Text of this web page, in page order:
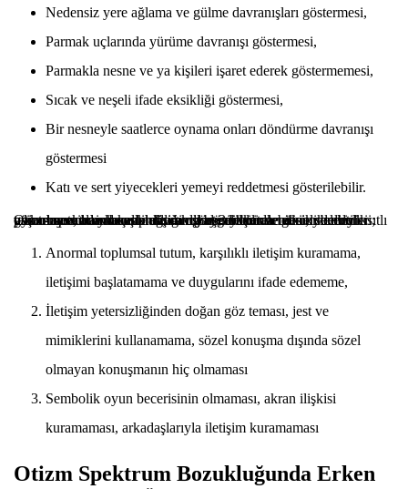
Nedensiz yere ağlama ve gülme davranışları göstermesi,
Parmak uçlarında yürüme davranışı göstermesi,
Parmakla nesne ve ya kişileri işaret ederek göstermemesi,
Sıcak ve neşeli ifade eksikliği göstermesi,
Bir nesneyle saatlerce oynama onları döndürme davranışı
göstermesi
Katı ve sert yiyecekleri yemeyi reddetmesi gösterilebilir.
Otizm spektrum bozukluğunun yaygın olarak bilinen belirtileri; göz temasından kaçınmak, davranış, dikkat ve etkinliklerde kısıtlı tekrarlayıcı basmakalıp davranışlar, 3 yaşından önce sembolik oyun becerilerinde ve iletişim dil becerilerinde gecikmelerin yaşanması, adıyla seslenildiğinde dönüt vermemesi, yineleyici psiko-motor davranışlar olarak gösterilebilir.
Anormal toplumsal tutum, karşılıklı iletişim kuramama,
iletişimi başlatamama ve duygularını ifade edememe,
İletişim yetersizliğinden doğan göz teması, jest ve
mimiklerini kullanamama, sözel konuşma dışında sözel
olmayan konuşmanın hiç olmaması
Sembolik oyun becerisinin olmaması, akran ilişkisi
kuramaması, arkadaşlarıyla iletişim kuramaması
Otizm Spektrum Bozukluğunda Erken